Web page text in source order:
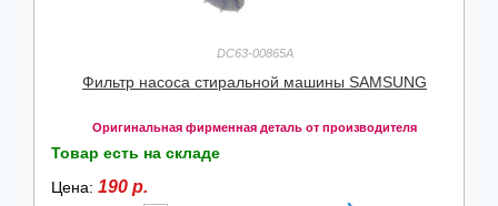
DC63-00865A
Фильтр насоса стиральной машины SAMSUNG
Оригинальная фирменная деталь от производителя
Товар есть на складе
Цена: 190 р.